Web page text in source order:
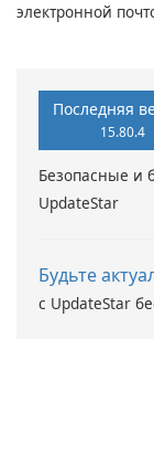
электронной
Последняя
15.80.4
Безопасные и
UpdateStar
Будьте
с UpdateStar